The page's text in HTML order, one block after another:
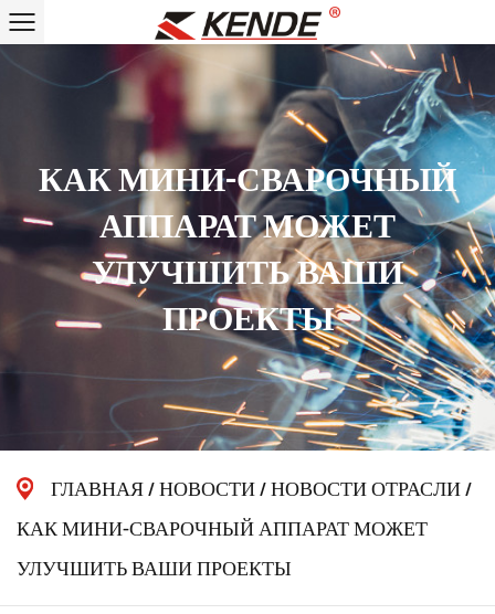
КАК МИНИ-СВАРОЧНЫЙ
АППАРАТ МОЖЕТ
УЛУЧШИТЬ ВАШИ
ПРОЕКТЫ
ГЛАВНАЯ/НОВОСТИ/НОВОСТИ ОТРАСЛИ/
КАК МИНИ-СВАРОЧНЫЙ АППАРАТ МОЖЕТ
УЛУЧШИТЬ ВАШИ ПРОЕКТЫ